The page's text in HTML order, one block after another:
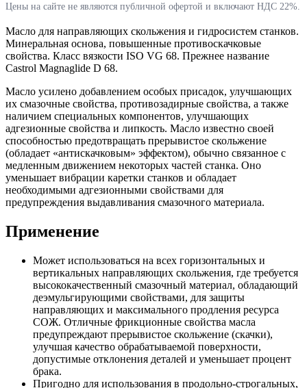
Цены на сайте не являются публичной офертой и включают НДС 22%.
Масло для направляющих скольжения и гидросистем станков.
Минеральная основа, повышенные противоскачковые
свойства. Класс вязкости ISO VG 68. Прежнее название
Castrol Magnaglide D 68.
Масло усилено добавлением особых присадок, улучшающих
их смазочные свойства, противозадирные свойства, а также
наличием специальных компонентов, улучшающих
адгезионные свойства и липкость. Масло известно своей
способностью предотвращать прерывистое скольжение
(обладает «антискачковым» эффектом), обычно связанное с
медленным движением некоторых частей станка. Оно
уменьшает вибрации каретки станков и обладает
необходимыми адгезионными свойствами для
предупреждения выдавливания смазочного материала.
Применение
Может использоваться на всех горизонтальных и
вертикальных направляющих скольжения, где требуется
высококачественный смазочный материал, обладающий
деэмульгирующими свойствами, для защиты
направляющих и максимального продления ресурса
СОЖ. Отличные фрикционные свойства масла
предупреждают прерывистое скольжение (скачки),
улучшая качество обрабатываемой поверхности,
допустимые отклонения деталей и уменьшает процент
брака.
Пригодно для использования в продольно-строгальных,